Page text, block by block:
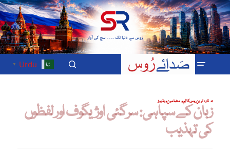
Urdu
▼
تازہ ترینروسکالم و مضامینویڈیوز
زبان کے سپاہی: سرگئی اوژیگوف اور لفظوں
کی تہذیب